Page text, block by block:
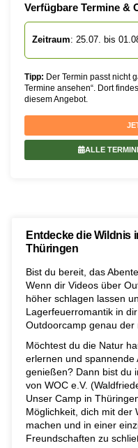
Verfügbare Termine &
Zeitraum: 25.07. bis
Tipp: Der Termin passt nicht
Termine ansehen“. Dort
diesem Angebot.
ALLE
Entdecke die Wildnis
Thüringen
Bist du bereit, das
Wenn dir Videos über
höher schlagen lassen
Lagerfeuerromantik in
Outdoorcamp genau der
Möchtest du die Natur
erlernen und
genießen? Dann bist du
von WOC e.V.
Unser Camp in
Möglichkeit, dich mit der
machen und in einer
Freundschaften zu